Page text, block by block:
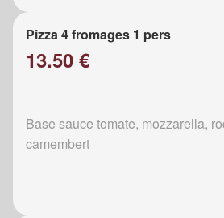
Pizza 4 fromages 1 pers
13.50 €
Base sauce tomate, mozzarella,
camembert